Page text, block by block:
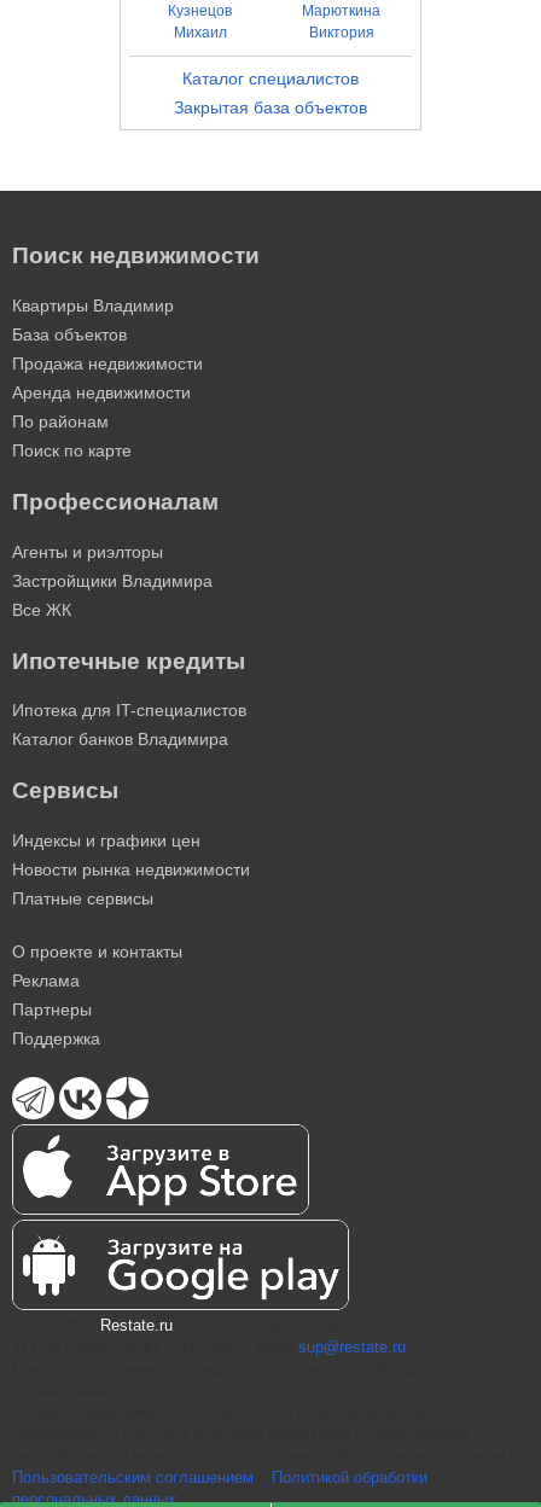
Кузнецов
Михаил
Марюткина
Виктория
Каталог специалистов
Закрытая база объектов
Поиск недвижимости
Квартиры Владимир
База объектов
Продажа недвижимости
Аренда недвижимости
По районам
Поиск по карте
Профессионалам
Агенты и риэлторы
Застройщики Владимира
Все ЖК
Ипотечные кредиты
Ипотека для IT-специалистов
Каталог банков Владимира
Сервисы
Индексы и графики цен
Новости рынка недвижимости
Платные сервисы
О проекте и контакты
Реклама
Партнеры
Поддержка
Restate.ru
sup@restate.ru
Пользовательским соглашением
Политикой обработки
персональных данных